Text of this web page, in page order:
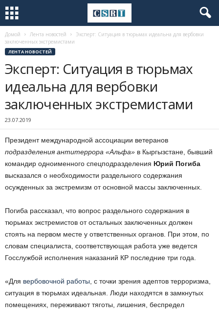
Домой Лента новостей
Эксперт: Ситуация в тюрьмах идеальна для вербовки
заключенных экстремистами
ЛЕНТА НОВОСТЕЙ
Эксперт: Ситуация в тюрьмах
идеальна для вербовки
заключенных экстремистами
23.07.2019
Президент международной ассоциации ветеранов
подразделения антитеррора «Альфа» в Кыргызстане, бывший
командир одноименного спецподразделения Юрий Погиба
высказался о необходимости раздельного содержания
осужденных за экстремизм от основной массы заключенных.
Погиба рассказал, что вопрос раздельного содержания в
тюрьмах экстремистов от остальных заключенных должен
стоять на первом месте у ответственных органов. При этом, по
словам специалиста, соответствующая работа уже ведется
Госслужбой исполнения наказаний КР последние три года.
«Для вербовочной работы , с точки зрения адептов терроризма,
ситуация в тюрьмах идеальная. Люди находятся в замкнутых
помещениях, переживают тяготы, лишения, беспредел